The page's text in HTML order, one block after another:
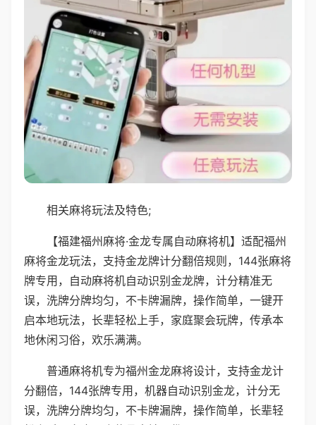
相关麻将玩法及特色;
【福建福州麻将·金龙专属自动麻将机】适配福州
麻将金龙玩法，支持金龙牌计分翻倍规则，144张麻将
牌专用，自动麻将机自动识别金龙牌，计分精准无
误，洗牌分牌均匀，不卡牌漏牌，操作简单，一键开
启本地玩法，长辈轻松上手，家庭聚会玩牌，传承本
地休闲习俗，欢乐满满。
普通麻将机专为福州金龙麻将设计，支持金龙计
分翻倍，144张牌专用，机器自动识别金龙，计分无
误，洗牌分牌均匀，不卡牌漏牌，操作简单，长辈轻